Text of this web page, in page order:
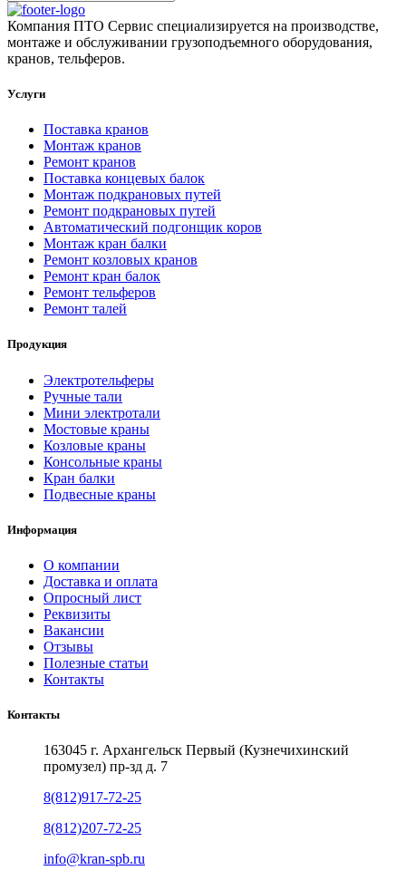
Компания ПТО Сервис специализируется на производстве,
монтаже и обслуживании грузоподъемного оборудования,
кранов, тельферов.
Услуги
Поставка кранов
Монтаж кранов
Ремонт кранов
Поставка концевых балок
Монтаж подкрановых путей
Ремонт подкрановых путей
Автоматический подгонщик коров
Монтаж кран балки
Ремонт козловых кранов
Ремонт кран балок
Ремонт тельферов
Ремонт талей
Продукция
Электротельферы
Ручные тали
Мини электротали
Мостовые краны
Козловые краны
Консольные краны
Кран балки
Подвесные краны
Информация
О компании
Доставка и оплата
Опросный лист
Реквизиты
Вакансии
Отзывы
Полезные статьи
Контакты
Контакты
163045 г. Архангельск Первый (Кузнечихинский
промузел) пр-зд д. 7
8(812)917-72-25
8(812)207-72-25
info@kran-spb.ru